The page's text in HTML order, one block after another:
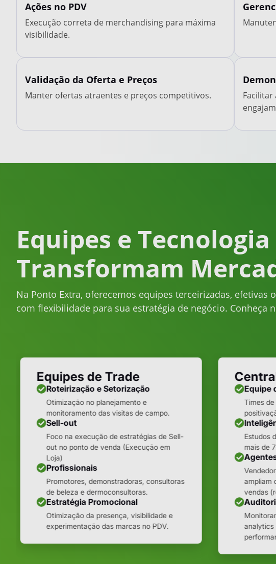
Ações no PDV
Execução correta de merchandising para máxima
visibilidade.
Validação da Oferta e Preços
Manter ofertas atraentes e preços competitivos.
Equipes e
Transformam
Na Ponto Extra, oferecemos equipes terceirizadas, efetivas
com flexibilidade para sua estratégia de negócio. Conheça
Equipes de Trade
Roteirização e Setorização
Otimização no planejamento e
monitoramento das visitas de campo.
Sell-out
Foco na execução de estratégias de Sell-
out no ponto de venda (Execução em
Loja)
Profissionais
Promotores, demonstradoras, consultoras
de beleza e dermoconsultoras.
Estratégia Promocional
Otimização da presença, visibilidade e
experimentação das marcas no PDV.
Equipe
Times
Estudos
mais de
ampliam
vendas
analytics